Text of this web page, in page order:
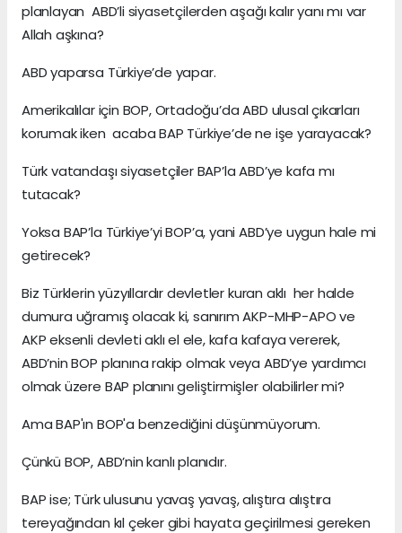
planlayan ABD’li siyasetçilerden aşağı kalır yanı mı var
Allah aşkına?
ABD yaparsa Türkiye’de yapar.
Amerikalılar için BOP, Ortadoğu’da ABD ulusal çıkarları
korumak iken acaba BAP Türkiye’de ne işe yarayacak?
Türk vatandaşı siyasetçiler BAP’la ABD’ye kafa mı
tutacak?
Yoksa BAP’la Türkiye’yi BOP’a, yani ABD’ye uygun hale mi
getirecek?
Biz Türklerin yüzyıllardır devletler kuran aklı her halde
dumura uğramış olacak ki, sanırım AKP-MHP-APO ve
AKP eksenli devleti aklı el ele, kafa kafaya vererek,
ABD’nin BOP planına rakip olmak veya ABD’ye yardımcı
olmak üzere BAP planını geliştirmişler olabilirler mi?
Ama BAP'ın BOP'a benzediğini düşünmüyorum.
Çünkü BOP, ABD’nin kanlı planıdır.
BAP ise; Türk ulusunu yavaş yavaş, alıştıra alıştıra
tereyağından kıl çeker gibi hayata geçirilmesi gereken